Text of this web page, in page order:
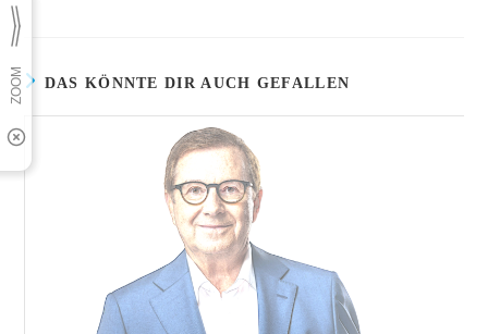
DAS KÖNNTE DIR AUCH GEFALLEN